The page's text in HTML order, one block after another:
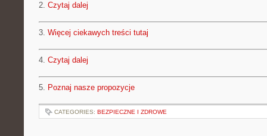
2. Czytaj dalej
3. Więcej ciekawych treści tutaj
4. Czytaj dalej
5. Poznaj nasze propozycje
CATEGORIES: BEZPIECZNE I ZDROWE